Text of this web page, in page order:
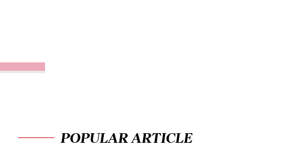
POPULAR ARTICLE